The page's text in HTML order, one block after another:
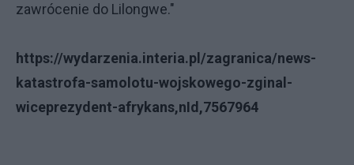
zawrócenie do Lilongwe."
https://wydarzenia.interia.pl/zagranica/news-
katastrofa-samolotu-wojskowego-zginal-
wiceprezydent-afrykans,nId,7567964